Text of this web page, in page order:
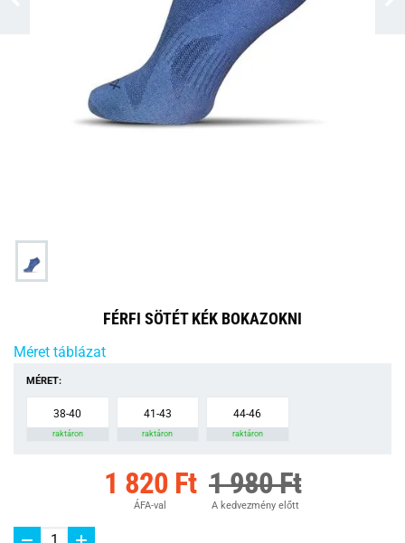
FÉRFI SÖTÉT KÉK BOKAZOKNI
Méret táblázat
MÉRET:
38-40
raktáron
41-43
raktáron
44-46
raktáron
1 820 Ft
ÁFA-val
1 980 Ft
A kedvezmény előtt